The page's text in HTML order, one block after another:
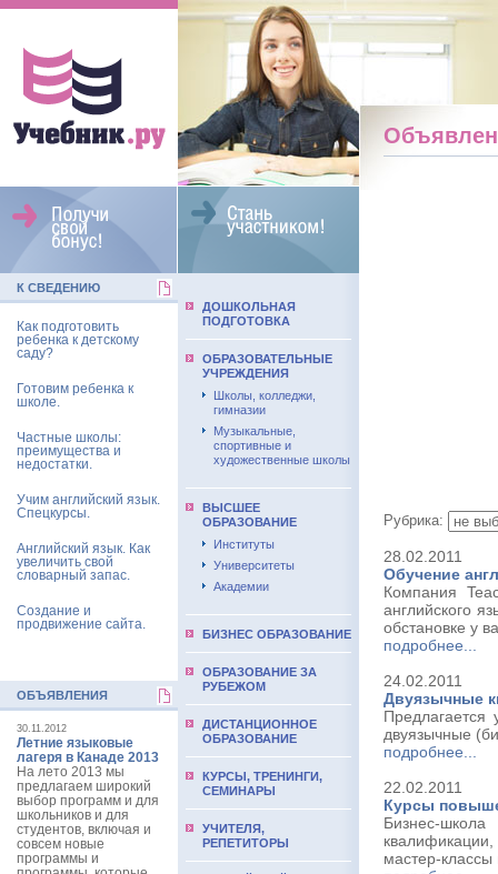
Рубрика:
28.02.2011
Обучение
Компания
английского
обстановке у
подробнее...
24.02.2011
Двуязычные
Предлагается
двуязычные
подробнее...
22.02.2011
Курсы
Бизнес-
мастер-классы
ДОШКОЛЬНАЯ
ПОДГОТОВКА
ОБРАЗОВАТЕЛЬНЫЕ
УЧРЕЖДЕНИЯ
Школы, колледжи,
гимназии
Музыкальные,
спортивные и
художественные школы
ВЫCШЕЕ
ОБРАЗОВАНИЕ
Институты
Университеты
Академии
БИЗНЕС ОБРАЗОВАНИЕ
ОБРАЗОВАНИЕ ЗА
РУБЕЖОМ
ДИСТАНЦИОННОЕ
ОБРАЗОВАНИЕ
КУРСЫ, ТРЕНИНГИ,
СЕМИНАРЫ
УЧИТЕЛЯ,
РЕПЕТИТОРЫ
К СВЕДЕНИЮ
Как подготовить
ребенка к детскому
саду?
Готовим ребенка к
школе.
Частные школы:
преимущества и
недостатки.
Учим английский язык.
Спецкурсы.
Английский язык. Как
увеличить свой
словарный запас.
Создание и
продвижение сайта.
ОБЪЯВЛЕНИЯ
30.11.2012
Летние языковые
лагеря в Канаде 2013
На лето 2013 мы
предлагаем широкий
выбор программ и для
школьников и для
студентов, включая и
совсем новые
программы и